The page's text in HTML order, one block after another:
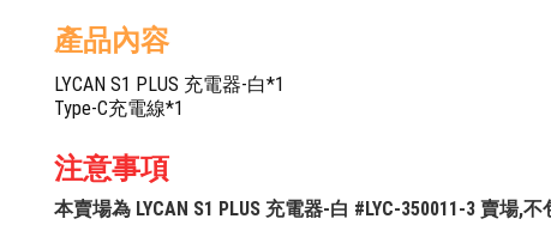
產品內容
LYCAN S1 PLUS 充電器-白*1
Type-C充電線*1
注意事項
本賣場為 LYCAN S1 PLUS 充電器-白 #LYC-350011-3 賣場,